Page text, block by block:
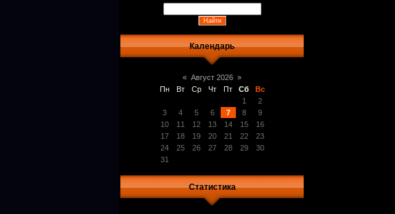
Календарь
« Август 2026 »
Пн
Вт Ср Чт Пт Сб
Вс
1
2
3
4 5 6 7 8
9
10
11 12 13 14 15
16
17
18 19 20 21 22
23
24
25 26 27 28 29
30
31
Статистика